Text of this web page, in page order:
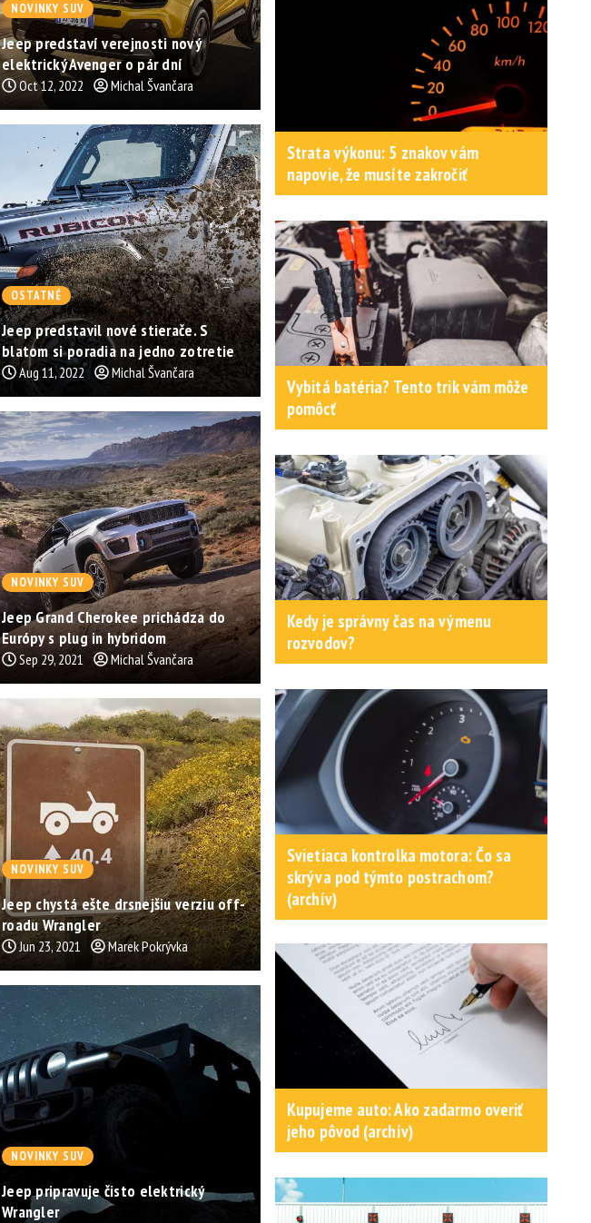
NOVINKY SUV
Jeep predstaví verejnosti nový
elektrický Avenger o pár dní
Oct 12, 2022 Michal Švančara
OSTATNÉ
Jeep predstavil nové stierače. S
blatom si poradia na jedno zotretie
Aug 11, 2022 Michal Švančara
NOVINKY SUV
Jeep Grand Cherokee prichádza do
Európy s plug in hybridom
Sep 29, 2021 Michal Švančara
NOVINKY SUV
Jeep chystá ešte drsnejšiu verziu off-
roadu Wrangler
Jun 23, 2021 Marek Pokrývka
NOVINKY SUV
Jeep pripravuje čisto elektrický
Wrangler
Strata výkonu: 5 znakov vám
napovie, že musíte zakročiť
Vybitá batéria? Tento trik vám môže
pomôcť
Kedy je správny čas na výmenu
rozvodov?
Svietiaca kontrolka motora: Čo sa
skrýva pod týmto postrachom?
(archív)
Kupujeme auto: Ako zadarmo overiť
jeho pôvod (archív)